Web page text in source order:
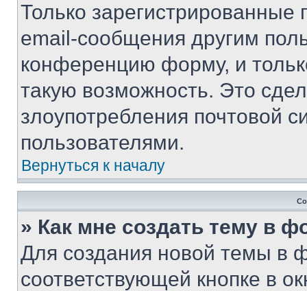
Только зарегистрированные
email-сообщения другим
конференцию форму, и
такую возможность. Это
злоупотребления почтовой
пользователями.
Вернуться к началу
» Как мне создать тему в
Для создания новой темы в
соответствующей кнопке в